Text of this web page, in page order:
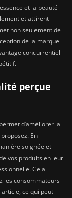
et la beauté
et attirent
non seulement de
de la marque
concurrentiel
perçue
d’améliorer la
En
soignée et
vos produits en leur
Cela
les consommateurs
ce qui peut